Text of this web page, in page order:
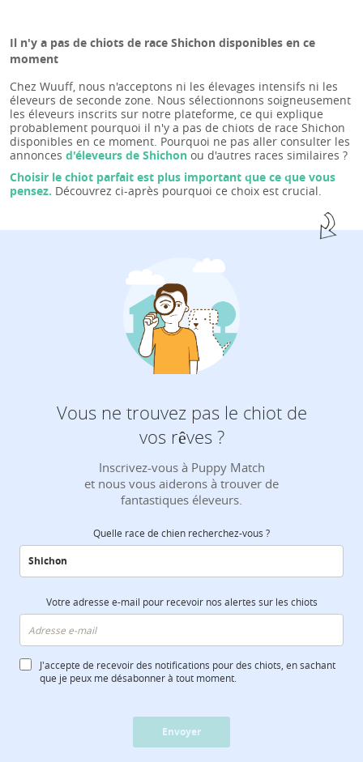
Il n'y a pas de chiots de race Shichon disponibles en ce
moment
Chez Wuuff, nous n'acceptons ni les élevages intensifs ni les
éleveurs de seconde zone. Nous sélectionnons soigneusement
les éleveurs inscrits sur notre plateforme, ce qui explique
probablement pourquoi il n'y a pas de chiots de race Shichon
disponibles en ce moment. Pourquoi ne pas aller consulter les
annonces d'éleveurs de Shichon ou d'autres races similaires ?
Choisir le chiot parfait est plus important que ce que vous
pensez. Découvrez ci-après pourquoi ce choix est crucial.
Vous ne trouvez pas le chiot de
vos rêves ?
Inscrivez-vous à Puppy Match
et nous vous aiderons à trouver de
fantastiques éleveurs.
Quelle race de chien recherchez-vous ?
Votre adresse e-mail pour recevoir nos alertes sur les chiots
J'accepte de recevoir des notifications pour des chiots, en sachant
que je peux me désabonner à tout moment.
Envoyer